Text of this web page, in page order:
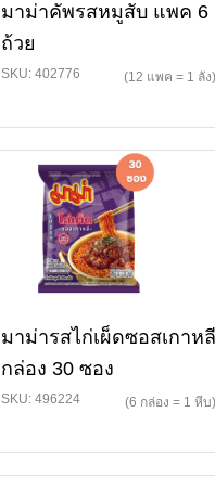
มาม่าคัพรสหมูสับ แพค 6
ถ้วย
SKU: 402776 (12 แพค = 1 ลัง)
มาม่ารสไก่เผ็ดซอสเกาหลี
กล่อง 30 ซอง
SKU: 496224 (6 กล่อง = 1 หีบ)